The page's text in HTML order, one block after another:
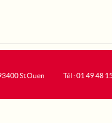
St Ouen
Tél : 01 49 48